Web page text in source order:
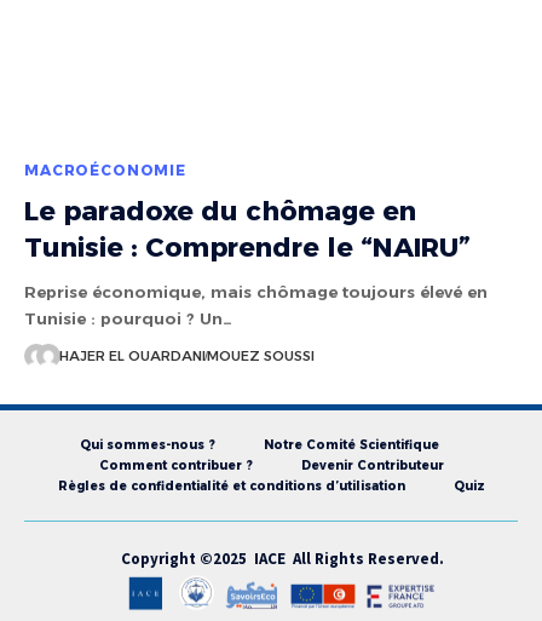
MACROÉCONOMIE
Le paradoxe du chômage en
Tunisie : Comprendre le “NAIRU”
Reprise économique, mais chômage toujours élevé en
Tunisie : pourquoi ? Un…
HAJER EL OUARDANIMOUEZ SOUSSI
Qui sommes-nous ?
Notre Comité Scientifique
Comment contribuer ?
Devenir Contributeur
Règles de confidentialité et conditions d’utilisation
Quiz
Copyright ©2025 IACE All Rights Reserved.